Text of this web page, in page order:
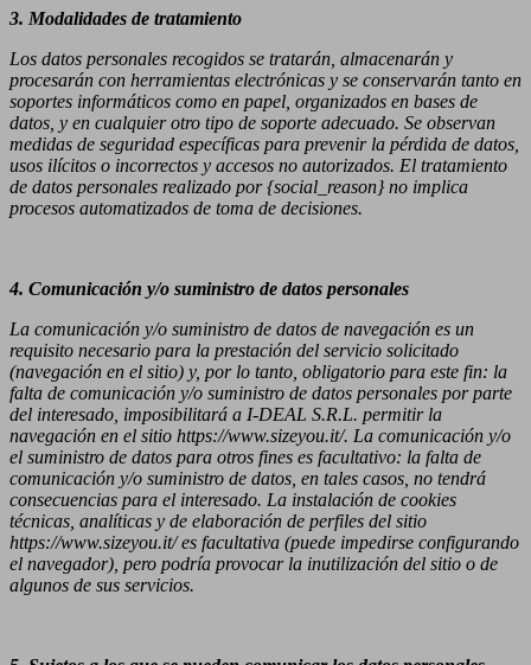
3. Modalidades de tratamiento
Los datos personales recogidos se tratarán, almacenarán y
procesarán con herramientas electrónicas y se conservarán tanto en
soportes informáticos como en papel, organizados en bases de
datos, y en cualquier otro tipo de soporte adecuado. Se observan
medidas de seguridad específicas para prevenir la pérdida de datos,
usos ilícitos o incorrectos y accesos no autorizados. El tratamiento
de datos personales realizado por {social_reason} no implica
procesos automatizados de toma de decisiones.
4. Comunicación y/o suministro de datos personales
La comunicación y/o suministro de datos de navegación es un
requisito necesario para la prestación del servicio solicitado
(navegación en el sitio) y, por lo tanto, obligatorio para este fin: la
falta de comunicación y/o suministro de datos personales por parte
del interesado, imposibilitará a I-DEAL S.R.L. permitir la
navegación en el sitio https://www.sizeyou.it/. La comunicación y/o
el suministro de datos para otros fines es facultativo: la falta de
comunicación y/o suministro de datos, en tales casos, no tendrá
consecuencias para el interesado. La instalación de cookies
técnicas, analíticas y de elaboración de perfiles del sitio
https://www.sizeyou.it/ es facultativa (puede impedirse configurando
el navegador), pero podría provocar la inutilización del sitio o de
algunos de sus servicios.